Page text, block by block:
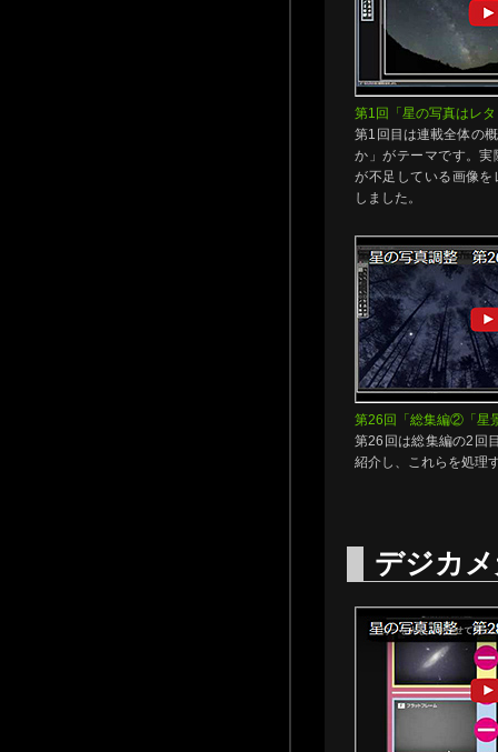
第1回「星の写真はレ
第1回目は連載全体の
か」がテーマです。
が不足している画像
しました。
第26回「総集編②「星
第26回は総集編の2回
紹介し、これらを処理
デジカ